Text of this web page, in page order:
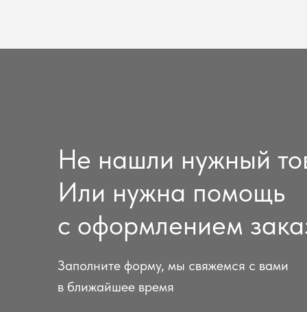
Не нашли нужный
Или нужна помощь
с оформлением
Заполните форму, мы свяжемся с вами
в ближайшее время